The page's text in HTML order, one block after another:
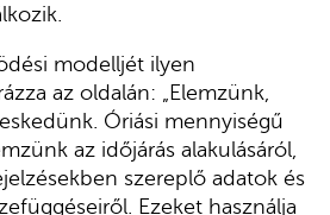
modelljét ilyen
az oldalán: „Elemzünk,
Óriási mennyiségű
az időjárás alakulásáról,
szereplő adatok és
Ezeket használja